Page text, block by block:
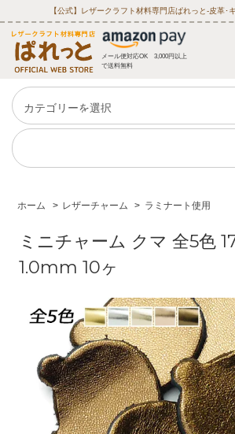
【公式】レザークラフト材料専門店ぱれっと‐皮革･
メール便対応OK 3,000円以上
で送料無料
ホーム > レザーチャーム > ラミナート使用
ミニチャーム クマ 全5色
1.0mm 10ヶ